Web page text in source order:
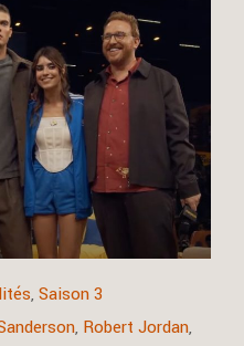
,Saison 3
, Robert Jordan,